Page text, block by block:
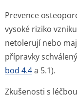
Prevence
vysoké riziko
netolerují nebo
přípravky
bod 4.4a 5.1).
Zkušenosti s